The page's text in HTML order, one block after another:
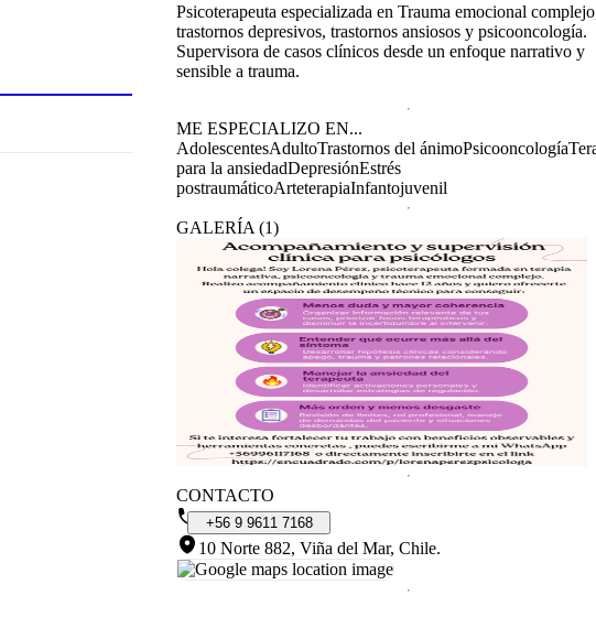
Psicoterapeuta especializada en Trauma emocional
trastornos depresivos, trastornos ansiosos y psicooncología.
Supervisora de casos clínicos desde un enfoque narrativo y
sensible a trauma.
ME ESPECIALIZO EN...
AdolescentesAdultoTrastornos del ánimoPsicooncología
para la ansiedadDepresiónEstrés
postraumáticoArteterapiaInfantojuvenil
GALERÍA (1)
CONTACTO
+56 9 9611 7168
10 Norte 882, Viña del Mar, Chile.